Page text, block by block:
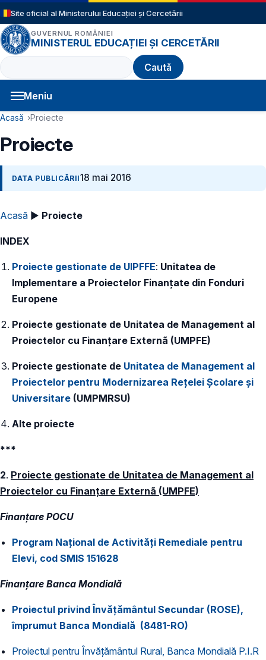
Sari la conținutul principal
Site oficial al Ministerului Educației și Cercetării
GUVERNUL ROMÂNIEI
MINISTERUL EDUCAȚIEI ȘI CERCETĂRII
Caută
Meniu
Navigație principală
Cale de navigare
Acasă Proiecte
Proiecte
DATA PUBLICĂRII18 mai 2016
Acasă ► Proiecte
INDEX
Proiecte gestionate de UIPFFE: Unitatea de
Implementare a Proiectelor Finanțate din Fonduri
Europene
Proiecte gestionate de Unitatea de Management al
Proiectelor cu Finanțare Externã (UMPFE)
Proiecte gestionate de Unitatea de Management al
Proiectelor pentru Modernizarea Rețelei Școlare și
Universitare (UMPMRSU)
Alte proiecte
***
2. Proiecte gestionate de Unitatea de Management al
Proiectelor cu Finanțare Externã (UMPFE)
Finanțare POCU
Program Național de Activități Remediale pentru
Elevi, cod SMIS 151628
Finanțare ​Banca Mondială
Proiectul privind Învăţământul Secundar (ROSE),
împrumut Banca Mondială (8481-RO)
Proiectul pentru Învăţământul Rural, Banca Mondială P.I.R